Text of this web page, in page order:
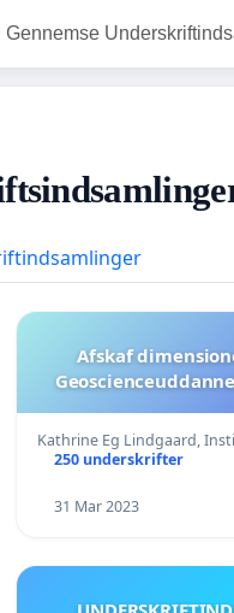
Gennemse
Afskaf
Kathrine Eg Lindgaard,
250 underskrifter
31 Mar 2023